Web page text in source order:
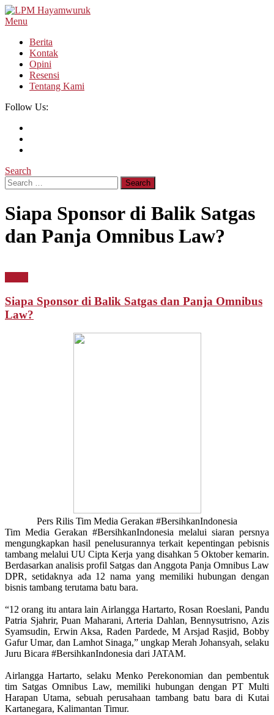
Skip
To
Menu
Berita
Kontak
Opini
Resensi
Tentang Kami
Follow Us:
Search
Search
for:
Siapa Sponsor di Balik Satgas
dan Panja Omnibus Law?
Siapa Sponsor di Balik Satgas dan Panja Omnibus
Law?
Pers Rilis Tim Media Gerakan #BersihkanIndonesia
Tim Media Gerakan #BersihkanIndonesia melalui siaran persnya
mengungkapkan hasil penelusurannya terkait kepentingan pebisnis
tambang melalui UU Cipta Kerja yang disahkan 5 Oktober kemarin.
Berdasarkan analisis profil Satgas dan Anggota Panja Omnibus Law
DPR, setidaknya ada 12 nama yang memiliki hubungan dengan
bisnis tambang terutama batu bara.
“12 orang itu antara lain Airlangga Hartarto, Rosan Roeslani, Pandu
Patria Sjahrir, Puan Maharani, Arteria Dahlan, Bennysutrisno, Azis
Syamsudin, Erwin Aksa, Raden Pardede, M Arsjad Rasjid, Bobby
Gafur Umar, dan Lamhot Sinaga,” ungkap Merah Johansyah, selaku
Juru Bicara #BersihkanIndonesia dari JATAM.
Airlangga Hartarto, selaku Menko Perekonomian dan pembentuk
tim Satgas Omnibus Law, memiliki hubungan dengan PT Multi
Harapan Utama, sebuah perusahaan tambang batu bara di Kutai
Kartanegara, Kalimantan Timur.